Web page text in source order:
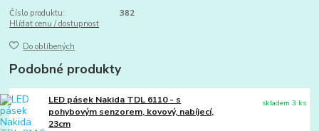
Číslo produktu:
382
Hlídat cenu / dostupnost
Do oblíbených
Podobné produkty
LED pásek Nakida TDL 6110 - s
pohybovým senzorem, kovový, nabíjecí,
23cm
skladem 3 ks